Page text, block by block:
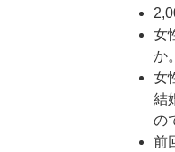
女
か。
女
結
の
前